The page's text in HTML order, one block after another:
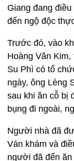
Giang đang
đến ngộ độc
Trước đó, vào
Hoàng Văn
Su Phì có tổ
ngày, ông Lèng
sau khi ăn cỗ bị
bụng đi ngoài,
Người nhà đã
Ván khám và
người đã đến